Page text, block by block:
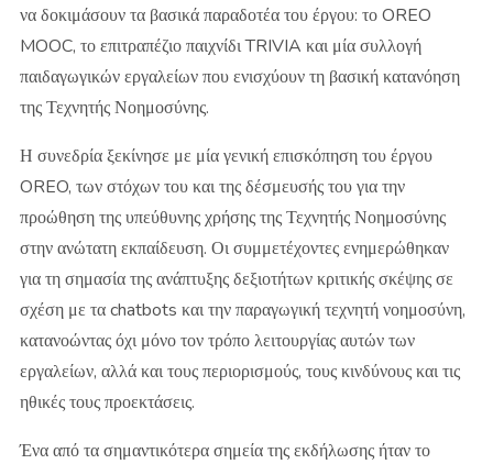
να δοκιμάσουν τα βασικά παραδοτέα του έργου: το OREO
MOOC, το επιτραπέζιο παιχνίδι TRIVIA και μία συλλογή
παιδαγωγικών εργαλείων που ενισχύουν τη βασική κατανόηση
της Τεχνητής Νοημοσύνης.
Η συνεδρία ξεκίνησε με μία γενική επισκόπηση του έργου
OREO, των στόχων του και της δέσμευσής του για την
προώθηση της υπεύθυνης χρήσης της Τεχνητής Νοημοσύνης
στην ανώτατη εκπαίδευση. Οι συμμετέχοντες ενημερώθηκαν
για τη σημασία της ανάπτυξης δεξιοτήτων κριτικής σκέψης σε
σχέση με τα chatbots και την παραγωγική τεχνητή νοημοσύνη,
κατανοώντας όχι μόνο τον τρόπο λειτουργίας αυτών των
εργαλείων, αλλά και τους περιορισμούς, τους κινδύνους και τις
ηθικές τους προεκτάσεις.
Ένα από τα σημαντικότερα σημεία της εκδήλωσης ήταν το